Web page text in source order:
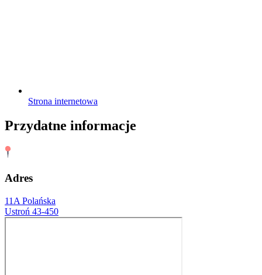
Strona internetowa
Przydatne informacje
Adres
11A Polańska
Ustroń 43-450